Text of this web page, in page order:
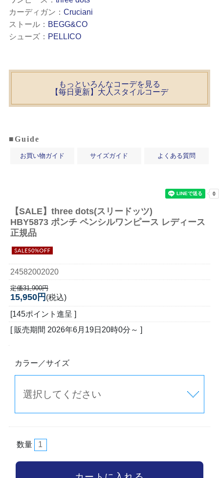
カーディガン： Cruciani
ストール： BEGG&CO
シューズ： PELLICO
もっといろんなコーデを見る
【毎日更新】大人スタイルコーデ
■Guide
お買い物ガイド サイズガイド よくある質問
【SALE】 three dots(スリードッツ)
HBY5873 ポンチ ペンシルワンピース レディース
正規品
24582002020
定価31,900円
15,950円 (税込)
[145ポイント進呈 ]
[ 販売期間 2026年6月19日20時0分 ～ ]
カラー／サイズ
数量